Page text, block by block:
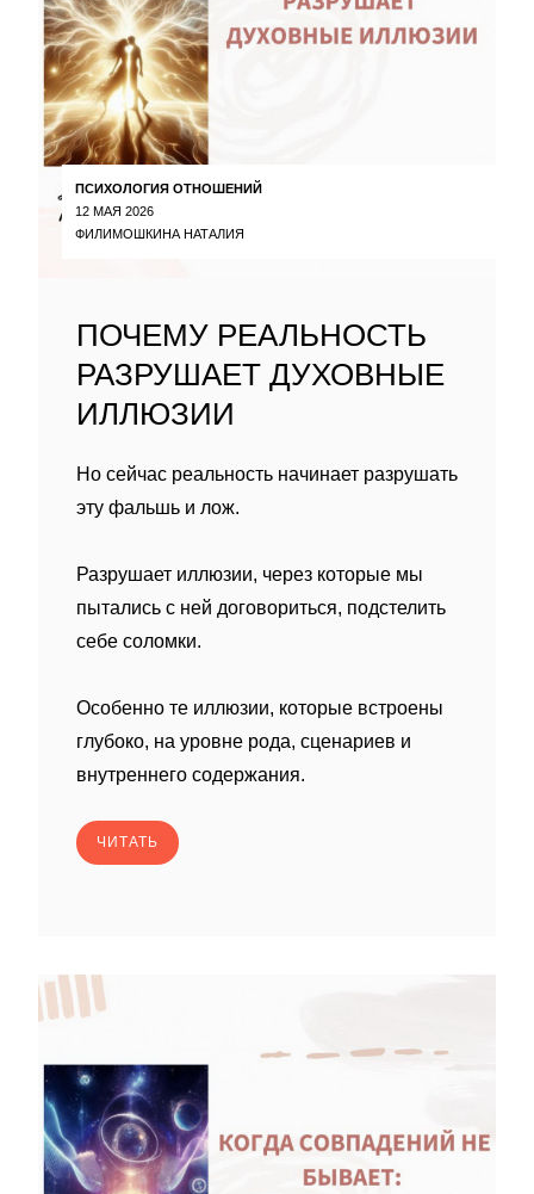
ПСИХОЛОГИЯ ОТНОШЕНИЙ
12 МАЯ 2026
ФИЛИМОШКИНА НАТАЛИЯ
ПОЧЕМУ РЕАЛЬНОСТЬ
РАЗРУШАЕТ ДУХОВНЫЕ
ИЛЛЮЗИИ
Но сейчас реальность начинает разрушать
эту фальшь и лож.
Разрушает иллюзии, через которые мы
пытались с ней договориться, подстелить
себе соломки.
Особенно те иллюзии, которые встроены
глубоко, на уровне рода, сценариев и
внутреннего содержания.
ЧИТАТЬ